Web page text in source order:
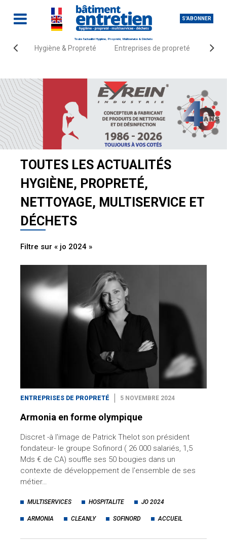
S'ABONNER
Toute l'actualité Hygiène, Propreté, Multiservice & Déchets
Hygiène & Propreté Entreprises de propreté
Accueil Actualités
TOUTES LES ACTUALITÉS
HYGIÈNE, PROPRETÉ,
NETTOYAGE, MULTISERVICE ET
DÉCHETS
Filtre sur « jo 2024 »
ENTREPRISES DE PROPRETÉ 5 NOVEMBRE 2024
Armonia en forme olympique
Discret -à l'image de Patrick Thelot son président
fondateur- le groupe Sofinord ( 26 000 salariés, 1,5
Mds € de CA) souffle ses 50 bougies dans un
contexte de développement de l'ensemble de ses
métier…
MULTISERVICES HOSPITALITE JO 2024
ARMONIA CLEANLY SOFINORD ACCUEIL